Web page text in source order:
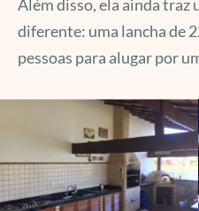
Além disso, ela ainda
diferente: uma lancha de
pessoas para alugar por